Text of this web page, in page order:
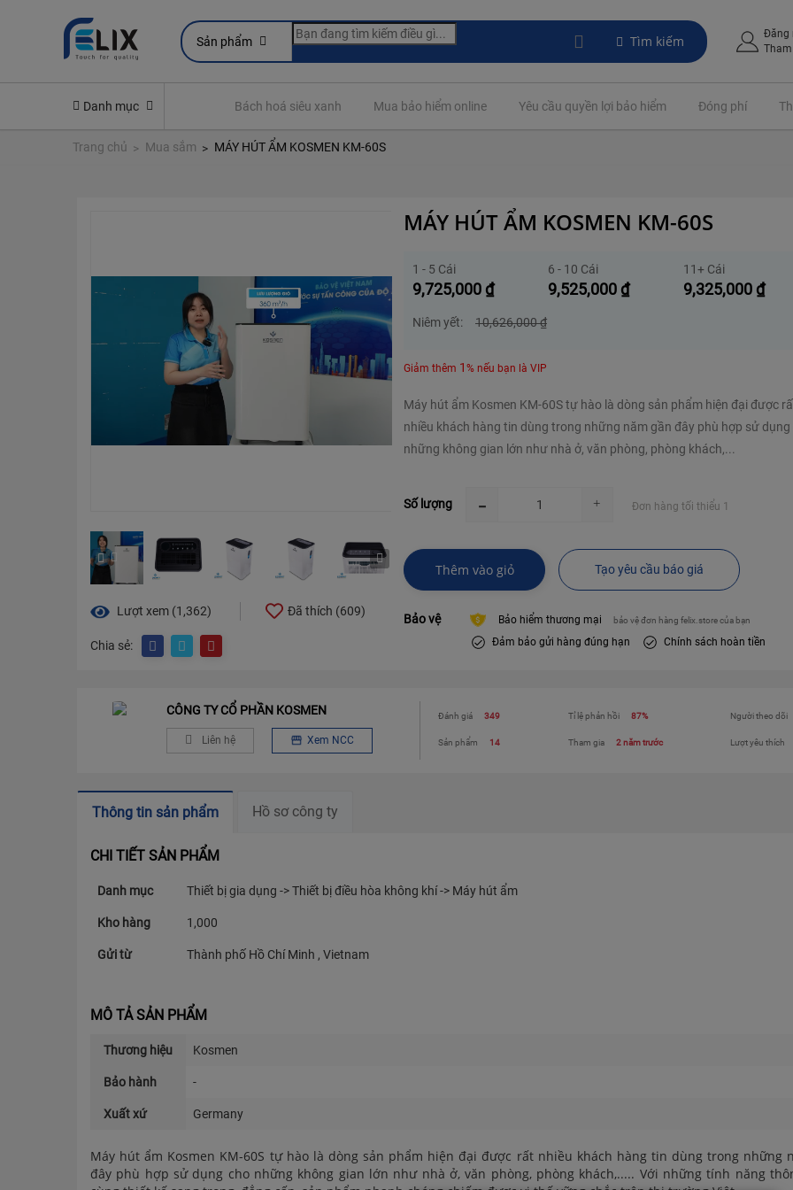
Sản phẩm Tìm kiếm
Đăng
Danh mục
Thẻ hội viên Tư vấn tài chính Bách hoá siêu xanh Mua bảo hiểm online Yêu cầu quyền lợi bảo hiểm Đóng phí
Trang chủ Mua sắm MÁY HÚT ẨM KOSMEN KM-60S
Lượt xem (1,362) Đã thích (609)
Chia sẻ:
MÁY HÚT ẨM KOSMEN KM-60S
9,725,000 ₫
1 - 5 Cái
9,525,000 ₫
6 - 10 Cái
9,325,000 ₫
11+ Cái
Niêm yết: 10,626,000₫
Giảm thêm 1 % nếu bạn là VIP
Máy hút ẩm Kosmen KM-60S tự hào là dòng sản phẩm hiện đại được
nhiều khách hàng tin dùng trong những năm gần đây phù hợp sử dụng
những không gian lớn như nhà ở, văn phòng, phòng khách,...
Số lượng Đơn hàng tối thiểu 1
Thêm vào giỏ Tạo yêu cầu báo giá
Bảo vệ Bảo hiểm thương mại bảo vệ đơn hàng felix.store của bạn
Đảm bảo gửi hàng đúng hạn Chính sách hoàn tiền
CÔNG TY CỔ PHẦN KOSMEN
Liên hệ Xem NCC
Đánh giá 349
Sản phẩm 14
Tỉ lệ phản hồi 87%
Tham gia 2 năm trước
Người theo dõi
Lượt yêu thích
Thông tin sản phẩm Hồ sơ công ty
CHI TIẾT SẢN PHẨM
Danh mục Thiết bị gia dụng -> Thiết bị điều hòa không khí -> Máy hút ẩm
Kho hàng 1,000
Gửi từ Thành phố Hồ Chí Minh , Vietnam
MÔ TẢ SẢN PHẨM
Thương hiệu Kosmen
Bảo hành -
Xuất xứ Germany
Máy hút ẩm Kosmen KM-60S tự hào là dòng sản phẩm hiện đại được rất nhiều khách hàng tin dùng trong những
đây phù hợp sử dụng cho những không gian lớn như nhà ở, văn phòng, phòng khách,..... Với những tính năng